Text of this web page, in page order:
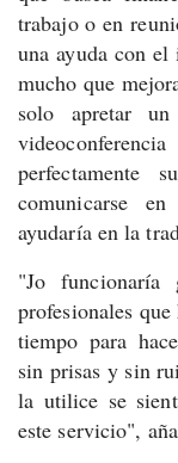
trabajo o en
una ayuda con
mucho que
solo apretar
comunicarse
ayudaría en la
"Jo
profesionales
tiempo para
sin prisas y sin
la utilice se
este servicio",